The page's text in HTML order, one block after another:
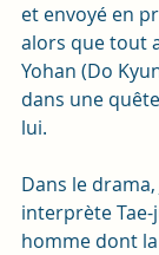
et envoyé en
alors que tout
Yohan (Do
dans une
lui.
Dans le drama,
interprète
homme dont